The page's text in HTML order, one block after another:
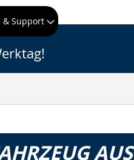
& Support
AUS